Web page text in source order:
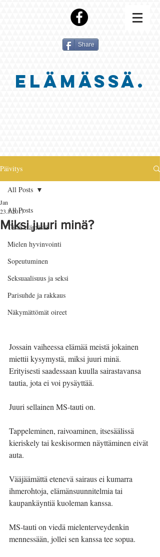
Share
ELÄMÄSSÄ.
Päivitys
All Posts
Tästä elämästä
Mielen hyvinvointi
Sopeutuminen
Seksuaalisuus ja seksi
Parisuhde ja rakkaus
Näkymättömät oireet
All Posts
Miksi juuri minä?
Jan
23.3.2017
Jossain vaiheessa elämää meistä jokainen
miettii kysymystä, miksi juuri minä.
Erityisesti saadessaan kuulla sairastavansa
tautia, jota ei voi pysäyttää.
Juuri sellainen MS-tauti on.
Tappeleminen, raivoaminen, itsesäälissä
kieriskely tai keskisormen näyttäminen eivät
auta.
Vääjäämättä etenevä sairaus ei kumarra
ihmerohtoja, elämänsuunnitelmia tai
kaupankäyntiä kuoleman kanssa.
MS-tauti on viedä mielenterveydenkin
mennessään, jollei sen kanssa tee sopua.